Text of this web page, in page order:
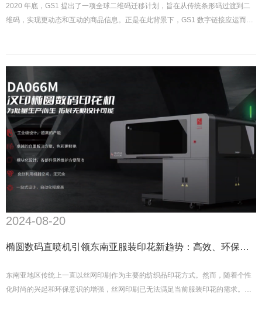
2020 年底，GS1 提出了一项全球二维码迁移计划，旨在从传统条形码过渡到二
维码，实现更动态和互动的商品信息。正是在此背景下，GS1 数字链接应运而
2024-08-20
椭圆数码直喷机引领东南亚服装印花新趋势：高效、环保与
东南亚地区传统上一直以丝网印刷作为主要的纺织品印花方式。然而，随着个性
化时尚的兴起和环保意识的增强，丝网印刷已无法满足当前服装印花的需求。事